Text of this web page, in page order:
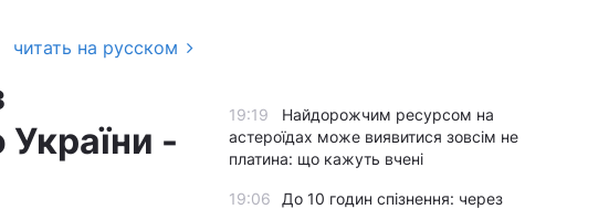
читать на русском
-
19:19
Найдорожчим ресурсом на
астероїдах може виявитися зовсім не
платина: що кажуть вчені
19:06
До 10 годин спізнення: через